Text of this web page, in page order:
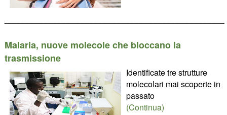
Malaria, nuove molecole che bloccano la
trasmissione
Identificate tre strutture
molecolari mai scoperte in
passato
(Continua)